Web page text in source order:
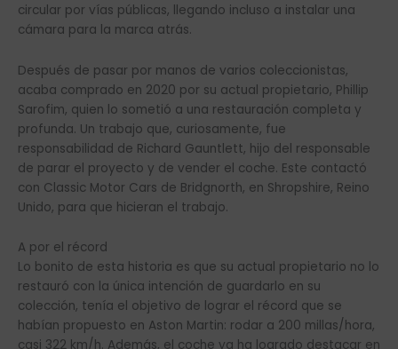
circular por vías públicas, llegando incluso a instalar una
cámara para la marca atrás.
Después de pasar por manos de varios coleccionistas,
acaba comprado en 2020 por su actual propietario, Phillip
Sarofim, quien lo sometió a una restauración completa y
profunda. Un trabajo que, curiosamente, fue
responsabilidad de Richard Gauntlett, hijo del responsable
de parar el proyecto y de vender el coche. Este contactó
con Classic Motor Cars de Bridgnorth, en Shropshire, Reino
Unido, para que hicieran el trabajo.
A por el récord
Lo bonito de esta historia es que su actual propietario no lo
restauró con la única intención de guardarlo en su
colección, tenía el objetivo de lograr el récord que se
habían propuesto en Aston Martin: rodar a 200 millas/hora,
casi 322 km/h. Además, el coche ya ha logrado destacar en